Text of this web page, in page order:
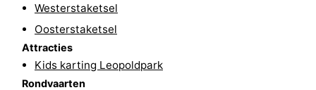
Kusttram
Reisboekenwinkel
Nieuws
Medische
Westerstaketsel
Oosterstaketsel
Attracties
Kids karting Leopoldpark
Rondvaarten